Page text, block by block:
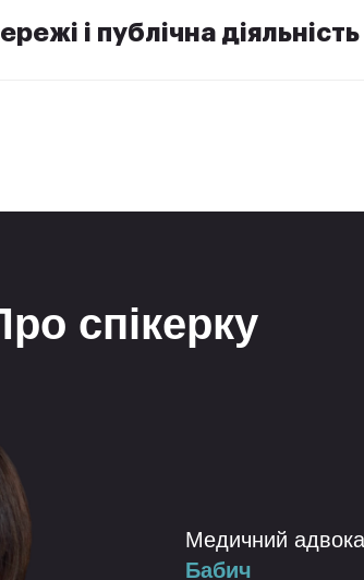
і публічна діяльність
спікерку
Медичний
Бабич